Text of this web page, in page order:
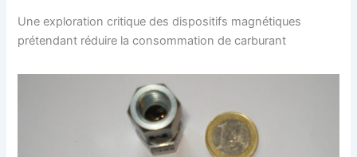
Une exploration critique des dispositifs magnétiques
prétendant réduire la consommation de carburant